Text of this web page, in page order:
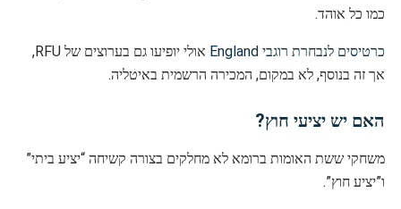
כמו כל אוהד.
כרטיסים לנבחרת רוגבי England
אולי יופיעו גם בערוצים של RFU,
אך זה בנוסף, לא במקום, המכירה הרשמית באיטליה.
האם יש יציעי חוץ?
משחקי ששת האומות ברומא לא מחלקים בצורה קשיחה “יציע ביתי”
ו”יציע חוץ”.